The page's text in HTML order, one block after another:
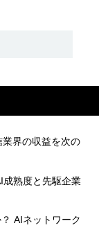
界の収益を次の
成熟度と先駆企業
AIネットワーク